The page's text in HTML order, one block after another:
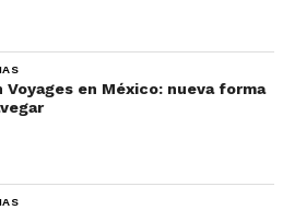
Voyages en México: nueva forma